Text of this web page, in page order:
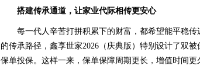
搭建传承通道，让家业代际相传更安心
每一代人辛苦打拼积累下的财富，都希望能平稳
的传承路径，鑫享世家2026（庆典版）特别设计了双
保单投保。这样一来，保单保障周期更长，增值时间更